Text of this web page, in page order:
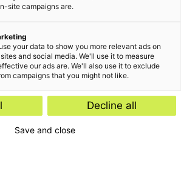
site campaigns are.
your data to show you more relevant ads on
and social media. We'll use it to measure
our ads are. We'll also use it to exclude
campaigns that you might not like.
Decline all
Save and close